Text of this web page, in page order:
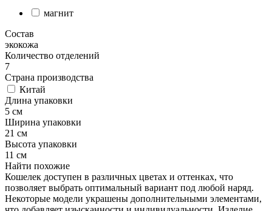
магнит
Состав
экокожа
Количество отделений
7
Страна производства
Китай
Длина упаковки
5 см
Ширина упаковки
21 см
Высота упаковки
11 см
Найти похожие
Кошелек доступен в различных цветах и оттенках, что
позволяет выбрать оптимальный вариант под любой наряд.
Некоторые модели украшены дополнительными элементами,